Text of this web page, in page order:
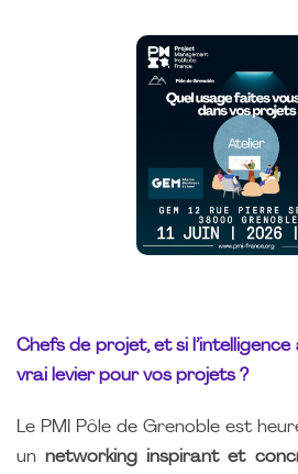
Chefs de projet, et si
vrai levier pour vos projets ?
Le PMI Pôle de Grenoble est
unnetworking inspirant et